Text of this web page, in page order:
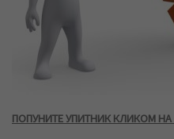
ПОПУНИТЕ УПИТНИК КЛИКОМ